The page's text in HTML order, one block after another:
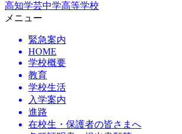
高知学芸中学高等学校
メニュー
緊急案内
HOME
学校概要
教育
学校生活
入学案内
進路
在校生・保護者の皆さまへ